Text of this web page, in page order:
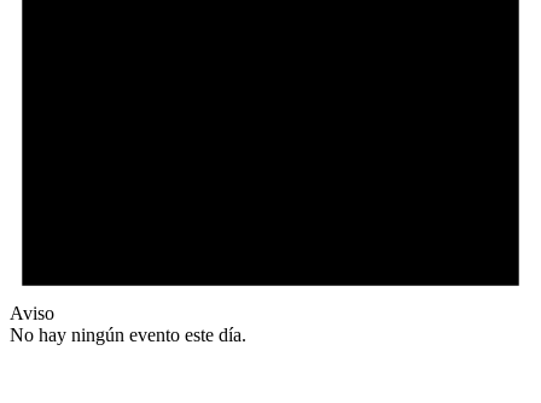
Aviso
No hay ningún evento este día.